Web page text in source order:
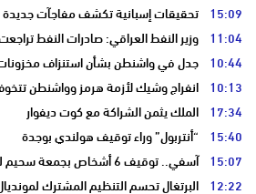
15:09 تحقيقات إسبانية تكشف مفاجآت
11:04 وزير النفط العراقي: صادرات النفط تراجعت بنسبة 75% بسبب
10:44 جدل في واشنطن بشأن استنزاف مخزونات
10:13 انفراج وشيك لأزمة هرمز وواشنطن
17:34 الملك يثمن الشراكة مع كوت ديفوار
15:40 “أنتربول” وراء توقيف هولندي بوجدة
15:07 آسفي.. توقيف 6 أشخاص بجمعة سحيم للاشتباه في التنقيب عن الكنوز .
12:22 البرتغال تحسم التنظيم المشترك لمونديال 2030 وتتمسك بالشراكة مع المغرب